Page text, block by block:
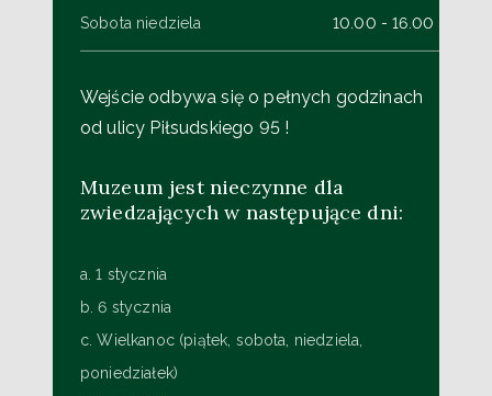
Sobota niedziela 10.00 - 16.00
Wejście odbywa się o pełnych godzinach
od ulicy Piłsudskiego 95 !
Muzeum jest nieczynne dla
zwiedzających w następujące dni:
a. 1 stycznia
b. 6 stycznia
c. Wielkanoc (piątek, sobota, niedziela,
poniedziałek)